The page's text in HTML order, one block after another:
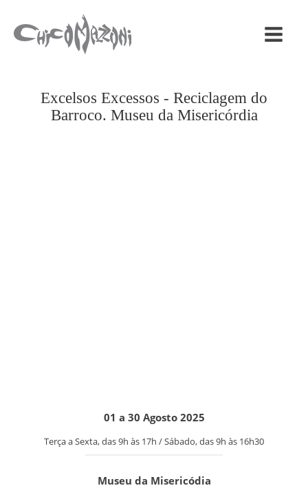
Excelsos Excessos - Reciclagem do
Barroco. Museu da Misericórdia
01 a 30 Agosto 2025
Terça a Sexta, das 9h às 17h / Sábado, das 9h às 16h30
Museu da Misericódia